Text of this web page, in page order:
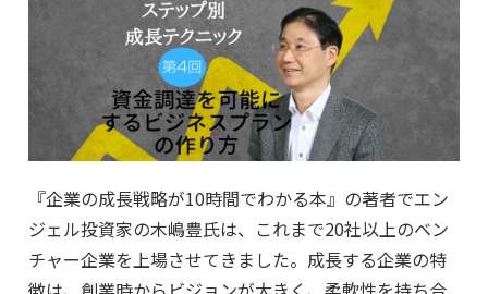
『企業の成長戦略が10時間でわかる本』の著者でエン
ジェル投資家の木嶋豊氏は、これまで20社以上のベン
チャー企業を上場させてきました。成長する企業の特